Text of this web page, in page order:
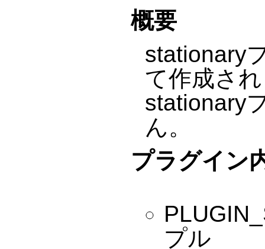
概要
stationary
て作成さ
stationary
ん。
プラグイン
プル